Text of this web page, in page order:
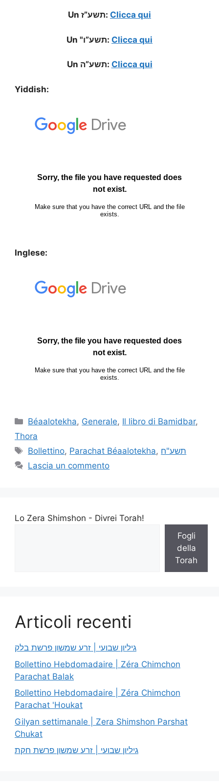
Un תשע”ז: Clicca qui
Un "תשע”ו: Clicca qui
Un תשע”ה: Clicca qui
Yiddish:
Inglese:
Béaalotekha, Generale, Il libro di Bamidbar,
Thora
Bollettino, Parachat Béaalotekha, תשע"ח
Lascia un commento
Lo Zera Shimshon - Divrei Torah!
Fogli
della
Torah
Articoli recenti
גיליון שבועי | זרע שמשון פרשת בלק
Bollettino Hebdomadaire | Zéra Chimchon
Parachat Balak
Bollettino Hebdomadaire | Zéra Chimchon
Parachat 'Houkat
Gilyan settimanale | Zera Shimshon Parshat
Chukat
גיליון שבועי | זרע שמשון פרשת חקת